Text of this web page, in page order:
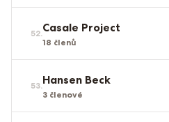
52.Casale Project
18 členů
53.Hansen Beck
3 členové